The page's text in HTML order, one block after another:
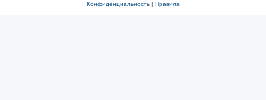
Конфиденциальность| Правила